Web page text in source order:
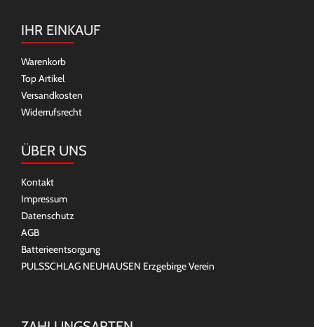
IHR EINKAUF
Warenkorb
Top Artikel
Versandkosten
Widerrufsrecht
ÜBER UNS
Kontakt
Impressum
Datenschutz
AGB
Batterieentsorgung
PULSSCHLAG NEUHAUSEN Erzgebirge Verein